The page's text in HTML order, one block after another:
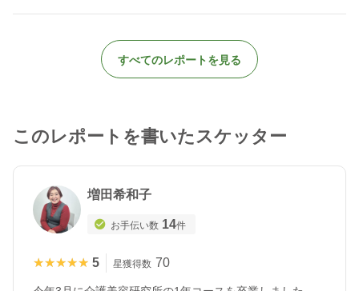
すべてのレポートを見る
このレポートを書いたスケッター
増田希和子
お手伝い数 14件
★★★★★
★★★★★ 5 星獲得数 70